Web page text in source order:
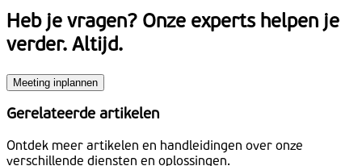
Heb je vragen? Onze experts helpen je
verder. Altijd.
Meeting inplannen
Gerelateerde artikelen
Ontdek meer artikelen en handleidingen over onze
verschillende diensten en oplossingen.